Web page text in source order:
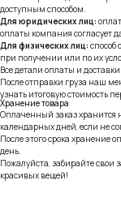
доступным способом.
Для юридических лиц:
оплаты компания согласует
Для физических лиц:
при получении или по их
Все детали оплаты и
После отправки груза наш
узнать итоговую стоимость
Хранение товара
Оплаченный заказ хранится
календарных дней, если не
После этого срока хранение
день.
Пожалуйста, забирайте свои
красивых вещей!